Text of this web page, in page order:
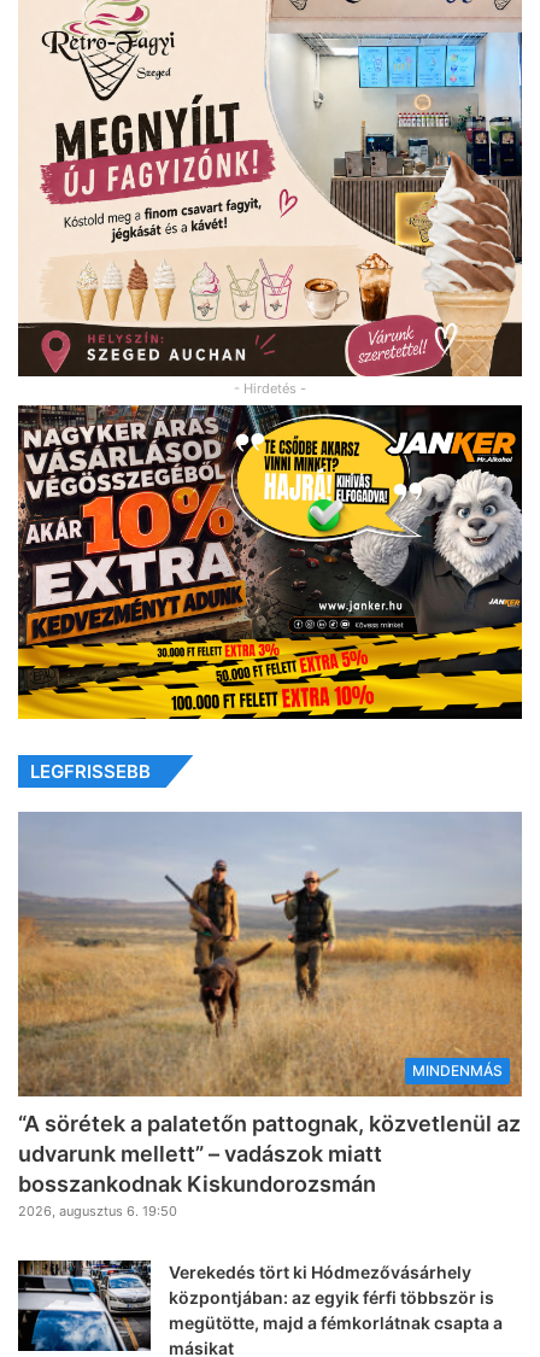
- Hirdetés -
LEGFRISSEBB
MINDENMÁS
“A sörétek a palatetőn pattognak, közvetlenül az
udvarunk mellett” – vadászok miatt
bosszankodnak Kiskundorozsmán
2026, augusztus 6. 19:50
Verekedés tört ki Hódmezővásárhely
központjában: az egyik férfi többször is
megütötte, majd a fémkorlátnak csapta a
másikat